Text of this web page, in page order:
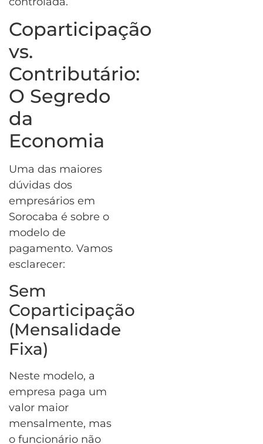
Coparticipação
vs.
Contributário:
O Segredo
da
Economia
Uma das maiores
dúvidas dos
empresários em
Sorocaba é sobre o
modelo de
pagamento. Vamos
esclarecer:
Sem
Coparticipação
(Mensalidade
Fixa)
Neste modelo, a
empresa paga um
valor maior
mensalmente, mas
o funcionário não